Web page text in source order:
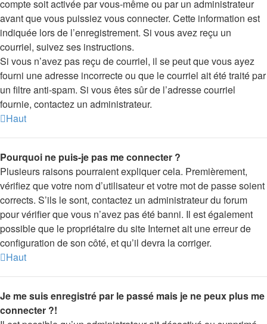
compte soit activée par vous-même ou par un administrateur
avant que vous puissiez vous connecter. Cette information est
indiquée lors de l’enregistrement. Si vous avez reçu un
courriel, suivez ses instructions.
Si vous n’avez pas reçu de courriel, il se peut que vous ayez
fourni une adresse incorrecte ou que le courriel ait été traité par
un filtre anti-spam. Si vous êtes sûr de l’adresse courriel
fournie, contactez un administrateur.
Haut
Pourquoi ne puis-je pas me connecter ?
Plusieurs raisons pourraient expliquer cela. Premièrement,
vérifiez que votre nom d’utilisateur et votre mot de passe soient
corrects. S’ils le sont, contactez un administrateur du forum
pour vérifier que vous n’avez pas été banni. Il est également
possible que le propriétaire du site Internet ait une erreur de
configuration de son côté, et qu’il devra la corriger.
Haut
Je me suis enregistré par le passé mais je ne peux plus me
connecter ?!